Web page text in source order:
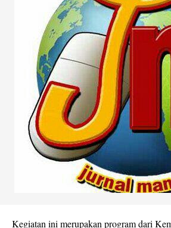
Kegiatan ini merupakan program dari